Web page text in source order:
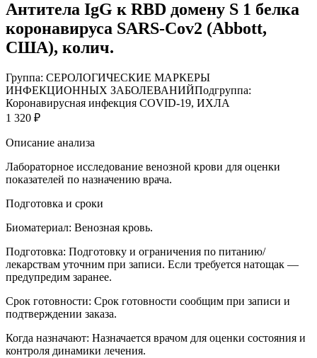
Антитела IgG к RBD домену S 1 белка
коронавируса SARS-Cov2 (Abbott,
США), колич.
Группа: СЕРОЛОГИЧЕСКИЕ МАРКЕРЫ
ИНФЕКЦИОННЫХ ЗАБОЛЕВАНИЙПодгруппа:
Коронавирусная инфекция COVID-19, ИХЛА
1 320 ₽
Описание анализа
Лабораторное исследование венозной крови для оценки
показателей по назначению врача.
Подготовка и сроки
Биоматериал: Венозная кровь.
Подготовка: Подготовку и ограничения по питанию/
лекарствам уточним при записи. Если требуется натощак —
предупредим заранее.
Срок готовности: Срок готовности сообщим при записи и
подтверждении заказа.
Когда назначают: Назначается врачом для оценки состояния и
контроля динамики лечения.